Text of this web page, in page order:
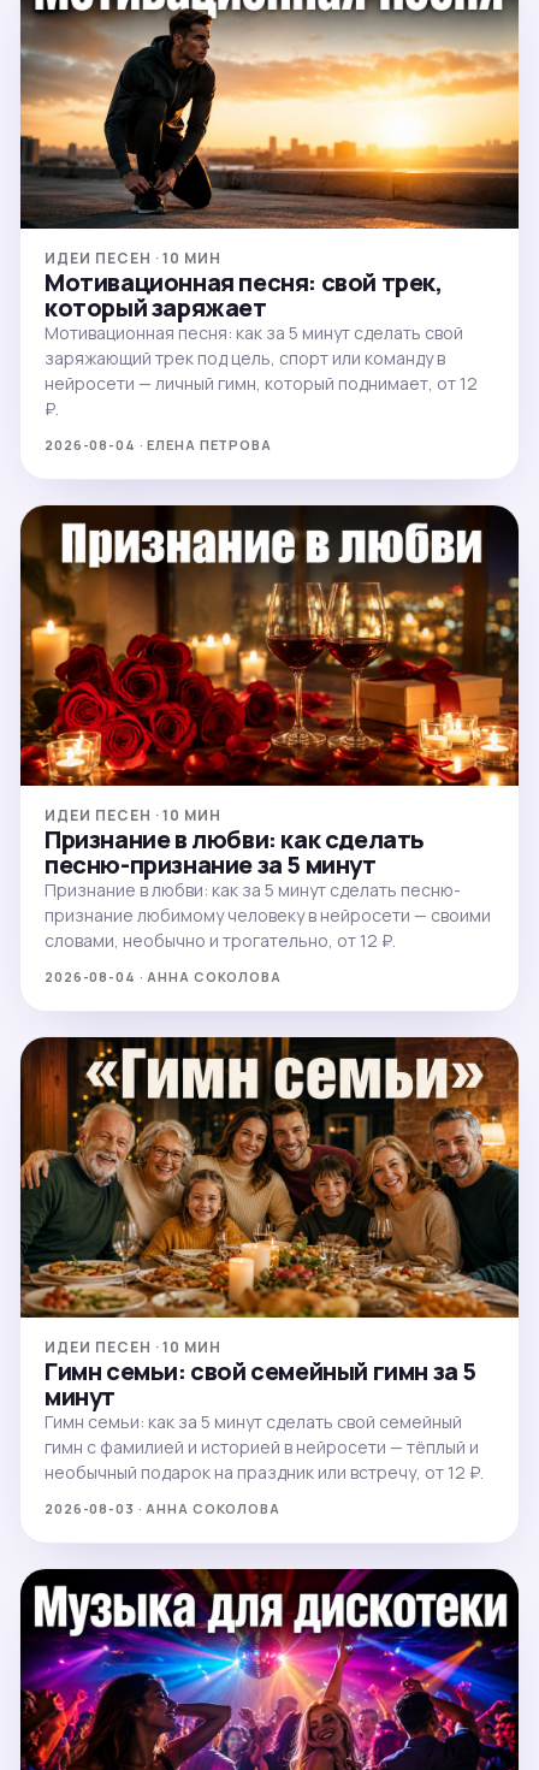
ИДЕИ ПЕСЕН · 10 МИН
Мотивационная песня: свой трек,
который заряжает
Мотивационная песня: как за 5 минут сделать свой
заряжающий трек под цель, спорт или команду в
нейросети — личный гимн, который поднимает, от 12
₽.
2026-08-04 · ЕЛЕНА ПЕТРОВА
ИДЕИ ПЕСЕН · 10 МИН
Признание в любви: как сделать
песню-признание за 5 минут
Признание в любви: как за 5 минут сделать песню-
признание любимому человеку в нейросети — своими
словами, необычно и трогательно, от 12 ₽.
2026-08-04 · АННА СОКОЛОВА
ИДЕИ ПЕСЕН · 10 МИН
Гимн семьи: свой семейный гимн за 5
минут
Гимн семьи: как за 5 минут сделать свой семейный
гимн с фамилией и историей в нейросети — тёплый и
необычный подарок на праздник или встречу, от 12 ₽.
2026-08-03 · АННА СОКОЛОВА